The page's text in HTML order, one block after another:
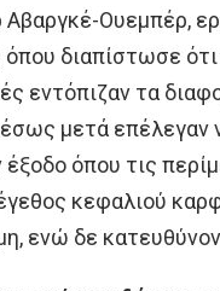
Αβαργκέ-Ουεμπέρ,
διαπίστωσε
εντόπιζαν τα
μετά επέλεγαν
όπου τις
κεφαλιού
ενώ δε